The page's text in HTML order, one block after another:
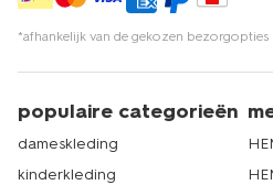
*afhankelijk van de gekozen bezorgopties
populaire categorieën
dameskleding
kinderkleding